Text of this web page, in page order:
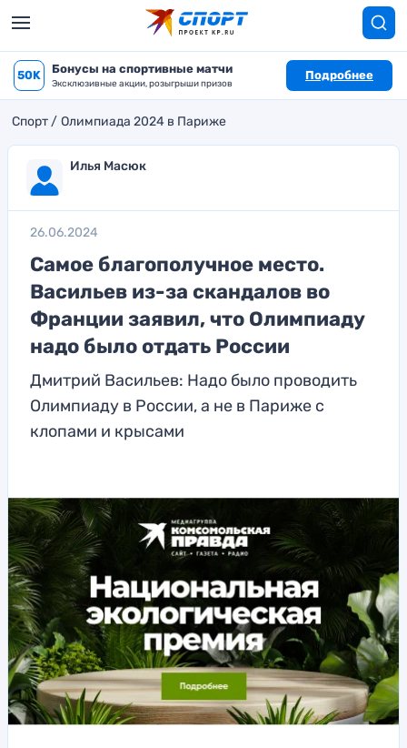
50K Бонусы на спортивные матчи
Эксклюзивные акции, розыгрыши призов
Подробнее
Спорт Олимпиада 2024 в Париже
Илья Масюк
26.06.2024
Самое благополучное место.
Васильев из-за скандалов во
Франции заявил, что Олимпиаду
надо было отдать России
Дмитрий Васильев: Надо было проводить
Олимпиаду в России, а не в Париже с
клопами и крысами